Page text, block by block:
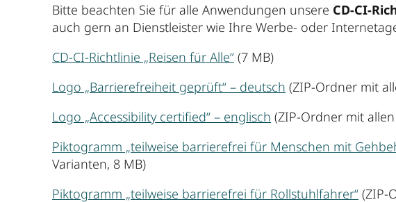
Bitte beachten Sie für alle Anwendungen unsere CD-CI-
auch gern an Dienstleister wie Ihre Werbe- oder
CD-CI-Richtlinie „Reisen für Alle“ (7 MB)
Logo „Barrierefreiheit geprüft“ – deutsch (ZIP-Ordner mit
Logo „Accessibility certified“ – englisch (ZIP-Ordner mit
Piktogramm „teilweise barrierefrei für Menschen mit
Varianten, 8 MB)
Piktogramm „teilweise barrierefrei für Rollstuhlfahrer“ (ZIP-